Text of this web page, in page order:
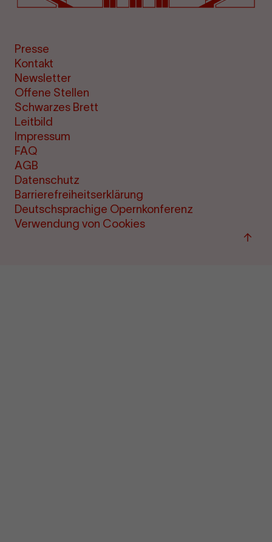
Presse
Kontakt
Newsletter
Offene Stellen
Schwarzes Brett
Leitbild
Impressum
FAQ
AGB
Datenschutz
Barrierefreiheitserklärung
Deutschsprachige Opernkonferenz
Verwendung von Cookies
Zum